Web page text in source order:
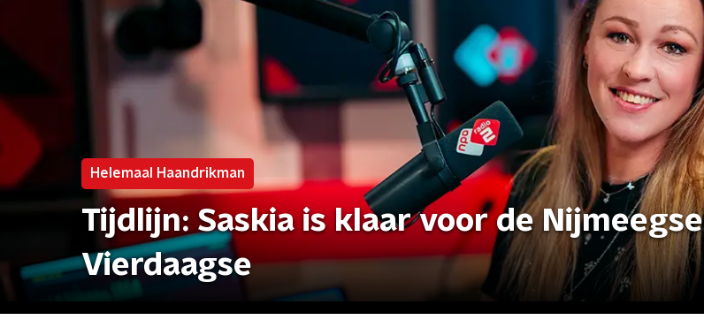
Helemaal Haandrikman
Tijdlijn: Saskia is klaar voor de Nijmeegse
Vierdaagse